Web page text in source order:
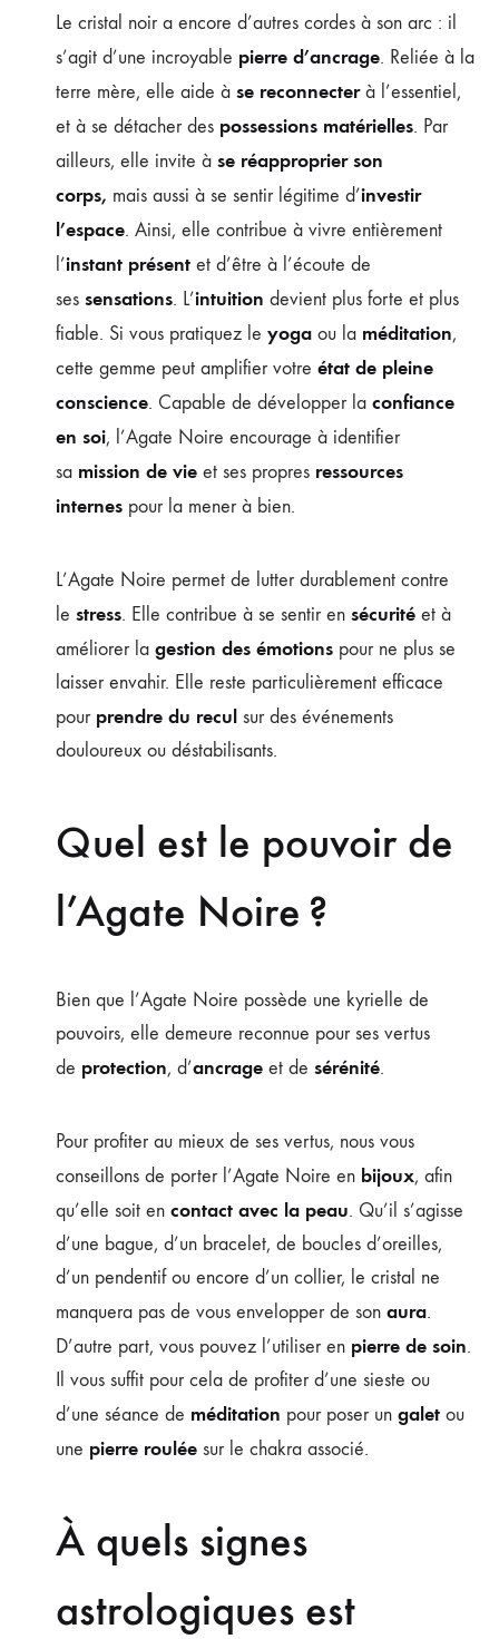
Le cristal noir a encore d’autres cordes à son arc : il
s’agit d’une incroyable pierre d’ancrage. Reliée à la
terre mère, elle aide à se reconnecterà l’essentiel,
et à se détacher des possessions matérielles. Par
ailleurs, elle invite à se réapproprier son
corps, mais aussi à se sentir légitime d’investir
l’espace. Ainsi, elle contribue à vivre entièrement
l’instant présent et d’être à l’écoute de
ses sensations. L’intuition devient plus forte et plus
fiable. Si vous pratiquez le yoga ou la méditation,
cette gemme peut amplifier votre état de pleine
conscience. Capable de développer la confiance
en soi, l’Agate Noire encourage à identifier
sa mission de vie et ses propres ressources
internes pour la mener à bien.
L’Agate Noire permet de lutter durablement contre
le stress. Elle contribue à se sentir en sécurité et à
améliorer la gestion des émotions pour ne plus se
laisser envahir. Elle reste particulièrement efficace
pour prendre du recul sur des événements
douloureux ou déstabilisants.
Quel est le pouvoir de
l’Agate Noire ?
Bien que l’Agate Noire possède une kyrielle de
pouvoirs, elle demeure reconnue pour ses vertus
de protection, d’ancrage et de sérénité.
Pour profiter au mieux de ses vertus, nous vous
conseillons de porter l’Agate Noire en bijoux, afin
qu’elle soit en contact avec la peau. Qu’il s’agisse
d’une bague, d’un bracelet, de boucles d’oreilles,
d’un pendentif ou encore d’un collier, le cristal ne
manquera pas de vous envelopper de son aura.
D’autre part, vous pouvez l’utiliser en pierre de soin.
Il vous suffit pour cela de profiter d’une sieste ou
d’une séance de méditation pour poser un galet ou
une pierre roulée sur le chakra associé.
À quels signes
astrologiques est